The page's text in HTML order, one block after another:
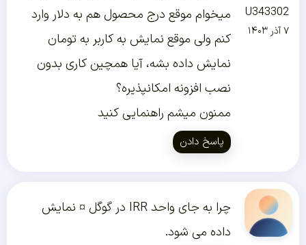
U343302
۷ آذر ۱۴۰۳
میخوام موقع درج محصول هم به دلار وارد
کنم ولی موقع نمایش به کاربر به تومان
نمایش داده بشه، آیا همچین کاری بدون
نصب افزونه امکانپذیره؟
ممنون میشم راهنمایی کنید
پاسخ دادن
چرا به جای واحد IRR در گوگل ¤ نمایش
داده می شود.